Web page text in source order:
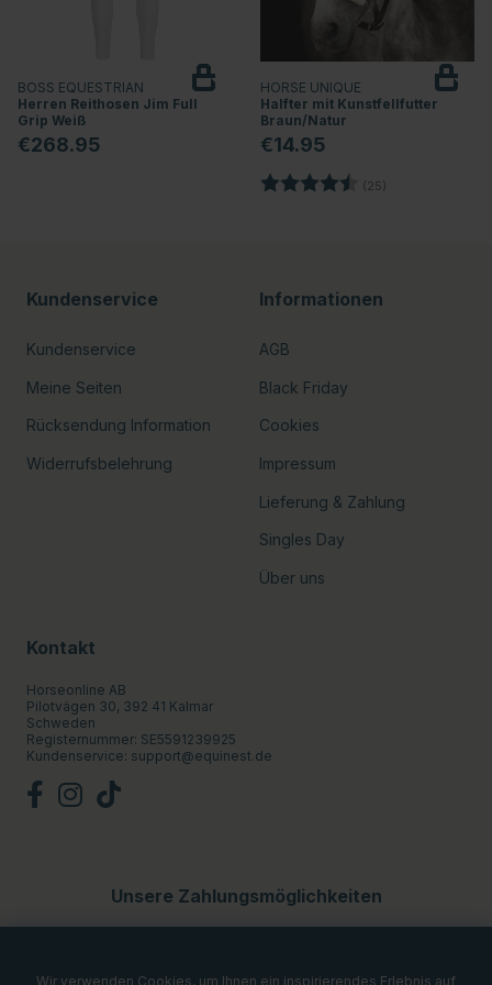
BOSS EQUESTRIAN
Herren Reithosen Jim Full
Grip Weiß
€268.95
HORSE UNIQUE
Halfter mit Kunstfellfutter
Braun/Natur
€14.95
Bewertung: (25)
Kundenservice
Kundenservice
Meine Seiten
Rücksendung Information
Widerrufsbelehrung
Informationen
AGB
Black Friday
Cookies
Impressum
Lieferung & Zahlung
Singles Day
Über uns
Kontakt
Horseonline AB
Pilotvägen 30, 392 41 Kalmar
Schweden
Registernummer: SE5591239925
Kundenservice: support@equinest.de
Unsere Zahlungsmöglichkeiten
Wir verwenden Cookies, um Ihnen ein inspirierendes Erlebnis auf